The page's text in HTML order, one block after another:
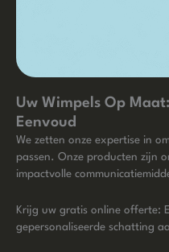
Uw Wimpels Op
Eenvoud
We zetten onze expertise in
passen. Onze producten zijn
impactvolle
Krijg uw gratis online offerte:
gepersonaliseerde schatting